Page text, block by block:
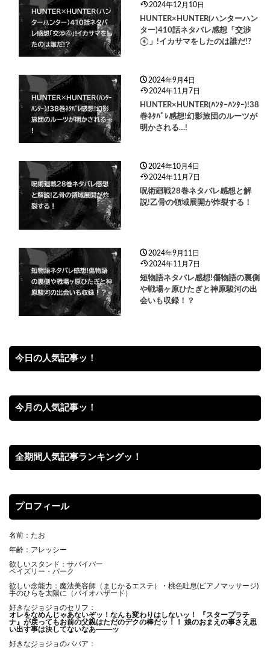
2024年12月10日
HUNTER×HUNTER(ハンターハン
ター)410話ネタバレ感想「交渉
④」!イカサマをしたのは誰だ!?
2024年9月4日
2024年11月7日
HUNTER×HUNTER(ﾊﾝﾀｰﾊﾝﾀｰ)!38
巻ﾈﾀﾊﾞﾚ感想!幻影旅団のルーツが
明かされる…!
2024年10月4日
2024年11月7日
呪術廻戦28巻ネタバレ感想と解
説!乙骨の領域展開が炸裂する！
2024年9月11日
2024年11月7日
短物語ネタバレ感想!傷物語の裏側
や戦場ヶ原ひたぎと神原駿河の出
会いも収録！？
今日の人気記事ッ！
今月の人気記事ッ！
全期間人気記事ランキングッ！
プロフィール
名前：たお
年齢：アレッシー
欲しいスタンド：サバイバー
ペイズリー・パーク
欲しい念能力：魔法美容師（まじかるエステ）・桃色吐息(ピアノマッサージ)
手のひらを太陽に（バイオハザード）
好きなジョジョのセリフ：
オレをなめんじゃあないぞッ！ なんも変わりはしないッ！ 『スタープラチ
ナ』が戻ってもお前の父親はただのデクの棒だッ！！ 娘のおまえの事さえ思
い出す事は決してないなあ───ッ
好きなジョジョのババア：